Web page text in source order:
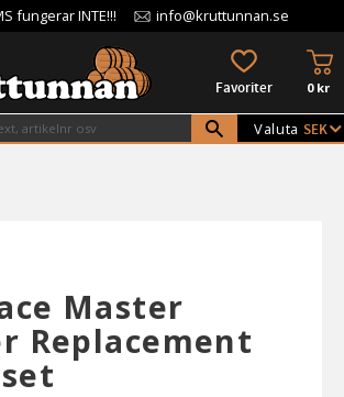
fungerar INTE!!! info@kruttunnan.se
FAVORITER 0kr
Valuta
Master
Replacement